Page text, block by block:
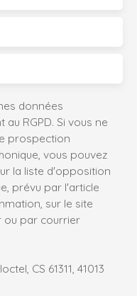
données
RGPD. Si vous ne
prospection
vous pouvez
la liste d'opposition
prévu par l'article
sur le site
ou par courrier
CS 61311, 41013